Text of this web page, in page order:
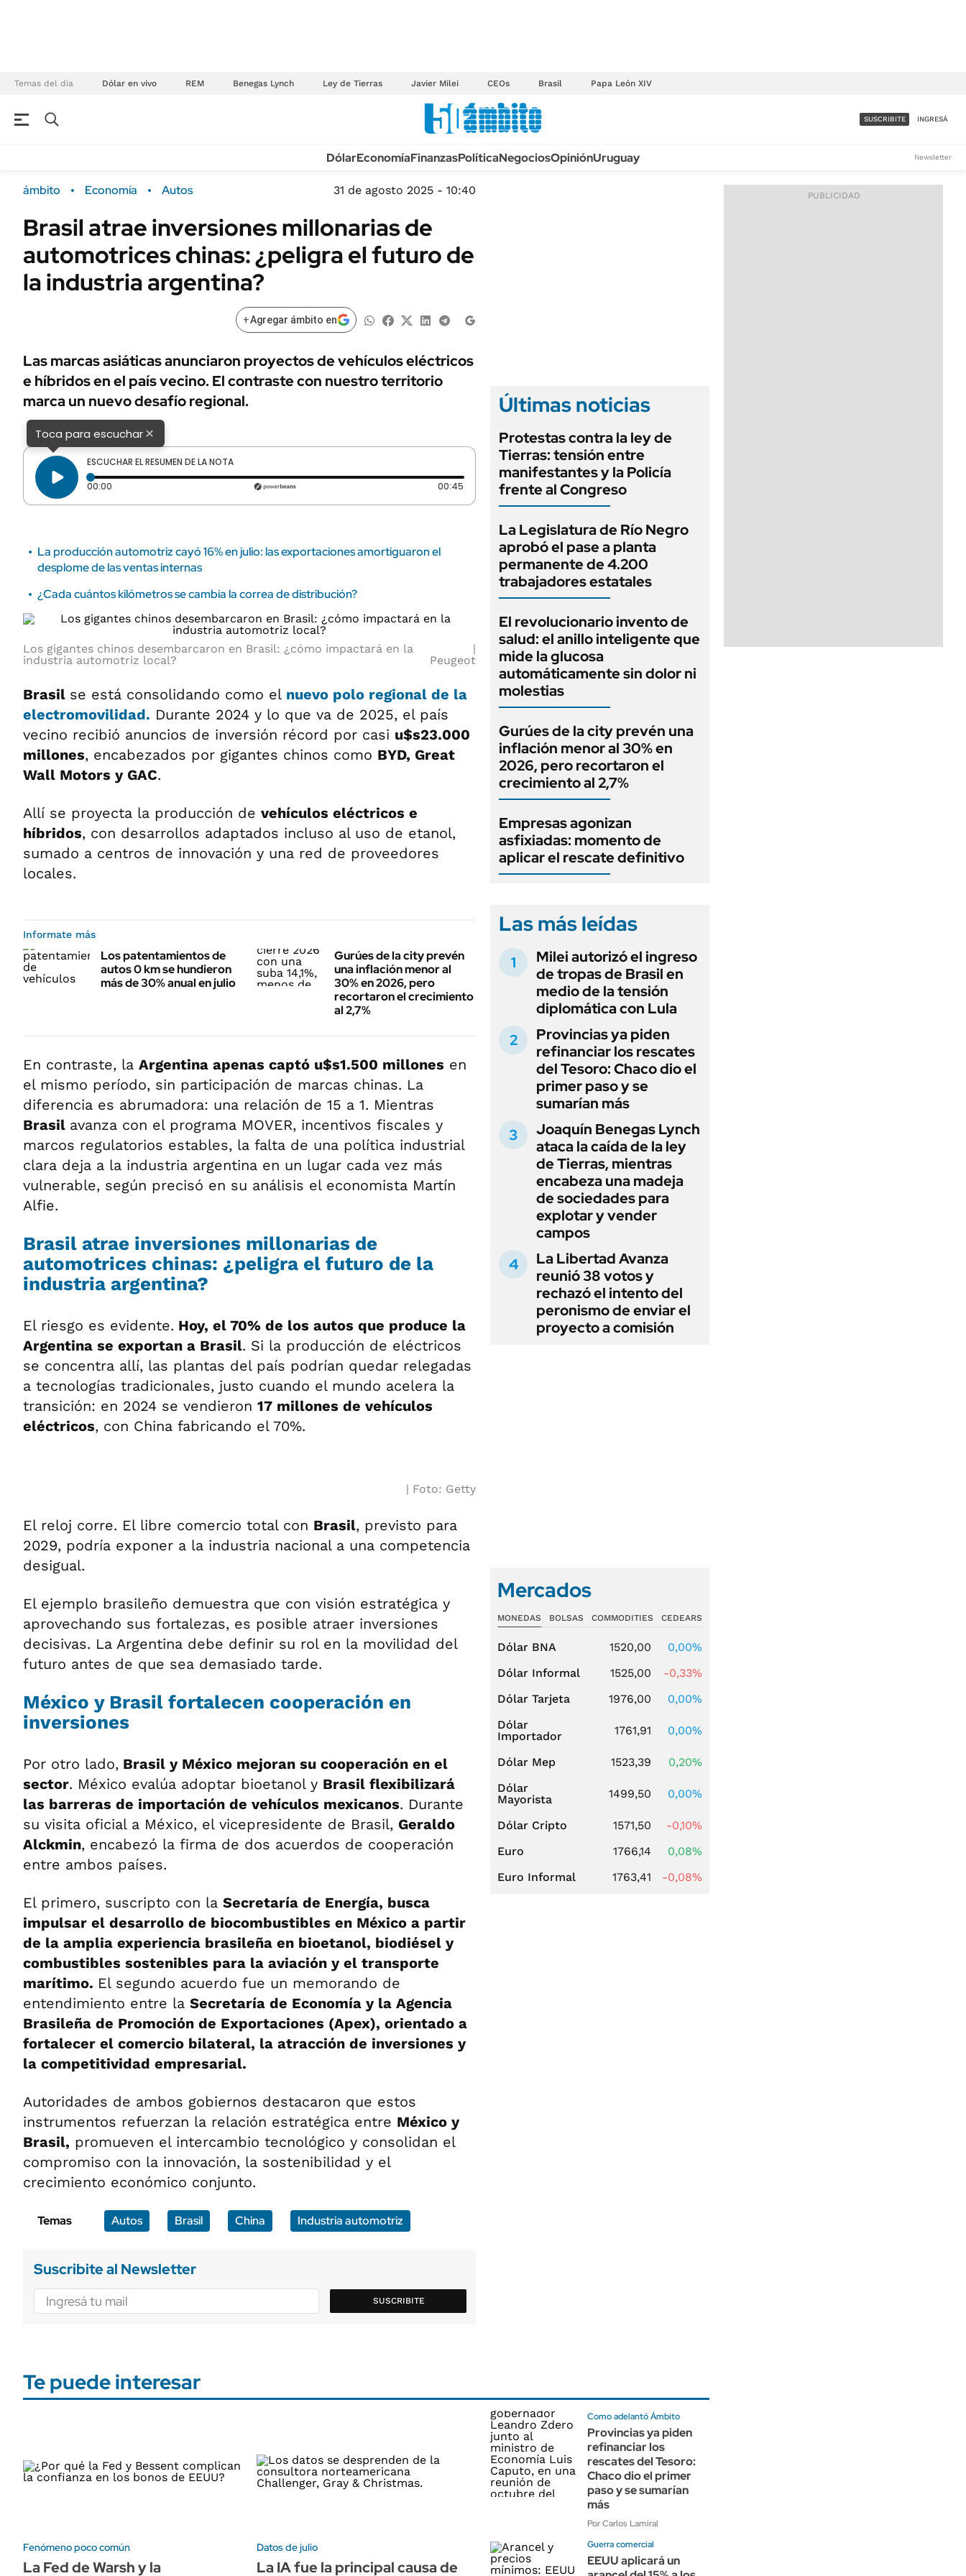
Temas del día Dólar en vivo REM Benegas Lynch Ley de Tierras Javier Milei CEOs Brasil Papa León XIV
Campo
FINANZAS
Dólar
Sustentabilidad
Seguros
ENERGY REPORT
POLÍTICA
URUGUAY
TECNOLOGÍA
MÉXICO
MUNDO
INFORMACIÓN GENERAL
AUTOS
ACCESO FULL - $1.800/MES
SUSCRIBITE INGRESÁ
DólarEconomíaFinanzasPolíticaNegociosOpiniónUruguay Newsletter
ámbito Economía Autos 31 de agosto 2025 - 10:40
Brasil atrae inversiones millonarias de
automotrices chinas: ¿peligra el futuro de
la industria argentina?
+Agregar ámbito en
Las marcas asiáticas anunciaron proyectos de vehículos eléctricos
e híbridos en el país vecino. El contraste con nuestro territorio
marca un nuevo desafío regional.
Toca para escuchar×
ESCUCHAR EL RESUMEN DE LA NOTA
00:00 Tiempo transcurrido: 0 segundos 00:45 Duración: 45 segundos
La producción automotriz cayó 16% en julio: las exportaciones amortiguaron el
desplome de las ventas internas
¿Cada cuántos kilómetros se cambia la correa de distribución?
Los gigantes chinos desembarcaron en Brasil: ¿cómo impactará en la
industria automotriz local?
Peugeot
Brasil se está consolidando como el nuevo polo regional de la
electromovilidad. Durante 2024 y lo que va de 2025, el país
vecino recibió anuncios de inversión récord por casi u$s23.000
millones, encabezados por gigantes chinos como BYD, Great
Wall Motors y GAC.
Allí se proyecta la producción de vehículos eléctricos e
híbridos, con desarrollos adaptados incluso al uso de etanol,
sumado a centros de innovación y una red de proveedores
locales.
Informate más
Los patentamientos de
autos 0 km se hundieron
más de 30% anual en julio
Gurúes de la city prevén
una inflación menor al
30% en 2026, pero
recortaron el crecimiento
al 2,7%
En contraste, la Argentina apenas captó u$s1.500 millones en
el mismo período, sin participación de marcas chinas. La
diferencia es abrumadora: una relación de 15 a 1. Mientras
Brasil avanza con el programa MOVER, incentivos fiscales y
marcos regulatorios estables, la falta de una política industrial
clara deja a la industria argentina en un lugar cada vez más
vulnerable, según precisó en su análisis el economista Martín
Alfie.
Brasil atrae inversiones millonarias de
automotrices chinas: ¿peligra el futuro de la
industria argentina?
El riesgo es evidente. Hoy, el 70% de los autos que produce la
Argentina se exportan a Brasil. Si la producción de eléctricos
se concentra allí, las plantas del país podrían quedar relegadas
a tecnologías tradicionales, justo cuando el mundo acelera la
transición: en 2024 se vendieron 17 millones de vehículos
eléctricos, con China fabricando el 70%.
Foto: Getty
El reloj corre. El libre comercio total con Brasil, previsto para
2029, podría exponer a la industria nacional a una competencia
desigual.
El ejemplo brasileño demuestra que con visión estratégica y
aprovechando sus fortalezas, es posible atraer inversiones
decisivas. La Argentina debe definir su rol en la movilidad del
futuro antes de que sea demasiado tarde.
México y Brasil fortalecen cooperación en
inversiones
Por otro lado, Brasil y México mejoran su cooperación en el
sector. México evalúa adoptar bioetanol y Brasil flexibilizará
las barreras de importación de vehículos mexicanos. Durante
su visita oficial a México, el vicepresidente de Brasil, Geraldo
Alckmin, encabezó la firma de dos acuerdos de cooperación
entre ambos países.
El primero, suscripto con la Secretaría de Energía, busca
impulsar el desarrollo de biocombustibles en México a partir
de la amplia experiencia brasileña en bioetanol, biodiésel y
combustibles sostenibles para la aviación y el transporte
marítimo. El segundo acuerdo fue un memorando de
entendimiento entre la Secretaría de Economía y la Agencia
Brasileña de Promoción de Exportaciones (Apex), orientado a
fortalecer el comercio bilateral, la atracción de inversiones y
la competitividad empresarial.
Autoridades de ambos gobiernos destacaron que estos
instrumentos refuerzan la relación estratégica entre México y
Brasil, promueven el intercambio tecnológico y consolidan el
compromiso con la innovación, la sostenibilidad y el
crecimiento económico conjunto.
Temas Autos Brasil China Industria automotriz
Suscribite al Newsletter
SUSCRIBITE
Últimas noticias
Protestas contra la ley de
Tierras: tensión entre
manifestantes y la Policía
frente al Congreso
La Legislatura de Río Negro
aprobó el pase a planta
permanente de 4.200
trabajadores estatales
El revolucionario invento de
salud: el anillo inteligente que
mide la glucosa
automáticamente sin dolor ni
molestias
Gurúes de la city prevén una
inflación menor al 30% en
2026, pero recortaron el
crecimiento al 2,7%
Empresas agonizan
asfixiadas: momento de
aplicar el rescate definitivo
Las más leídas
Milei autorizó el ingreso
de tropas de Brasil en
medio de la tensión
diplomática con Lula
Provincias ya piden
refinanciar los rescates
del Tesoro: Chaco dio el
primer paso y se
sumarían más
Joaquín Benegas Lynch
ataca la caída de la ley
de Tierras, mientras
encabeza una madeja
de sociedades para
explotar y vender
campos
La Libertad Avanza
reunió 38 votos y
rechazó el intento del
peronismo de enviar el
proyecto a comisión
Mercados
MONEDAS BOLSAS COMMODITIES CEDEARS
Dólar BNA 1520,00
0,00%
Dólar Informal
1525,00
-0,33%
Dólar Tarjeta
1976,00
0,00%
Dólar
Importador
1761,91 0,00%
Dólar Mep 1523,39
0,20%
Dólar
Mayorista
1499,50 0,00%
Dólar Cripto 1571,50
-0,10%
Euro
1766,14
0,08%
Euro Informal
1763,41 -0,08%
Te puede interesar
Fenómeno poco común
La Fed de Warsh y la
Datos de julio
La IA fue la principal causa de
Como adelantó Ámbito
Provincias ya piden
refinanciar los
rescates del Tesoro:
Chaco dio el primer
paso y se sumarían
más
Por Carlos Lamiral
Guerra comercial
EEUU aplicará un